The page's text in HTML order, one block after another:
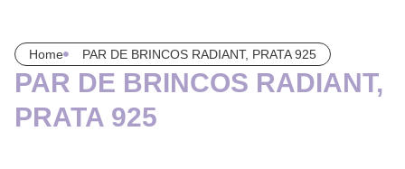
Home PAR DE BRINCOS RADIANT, PRATA 925
PAR DE BRINCOS RADIANT,
PRATA 925